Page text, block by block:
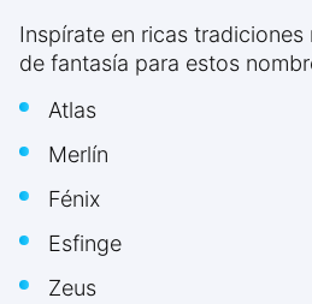
Inspírate en ricas
de fantasía para estos
Atlas
Merlín
Fénix
Esfinge
Zeus